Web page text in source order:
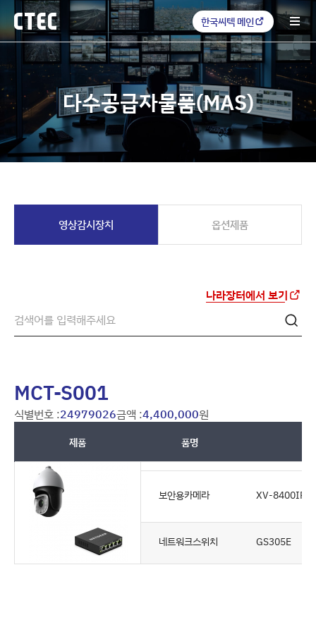
한국씨텍 메인
다수공급자물품(MAS)
영상감시장치 옵션제품
나라장터에서 보기
MCT-S001
식별번호 :24979026금액 :4,400,000원
제품 품명
보안용카메라 XV-
네트워크스위치 GS305E